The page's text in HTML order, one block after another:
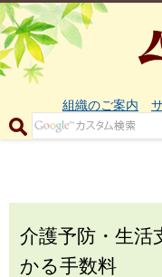
組織のご案内
介護予防・生活
かる手数料